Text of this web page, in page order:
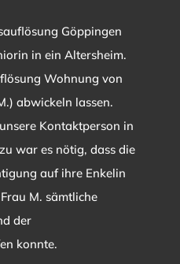
Göppingen
in ein Altersheim.
Wohnung von
abwickeln lassen.
Kontaktperson in
war es nötig, dass die
auf ihre Enkelin
M. sämtliche
der
konnte.